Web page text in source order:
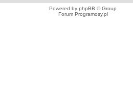
Powered by phpBB © Group
Forum Programosy.pl